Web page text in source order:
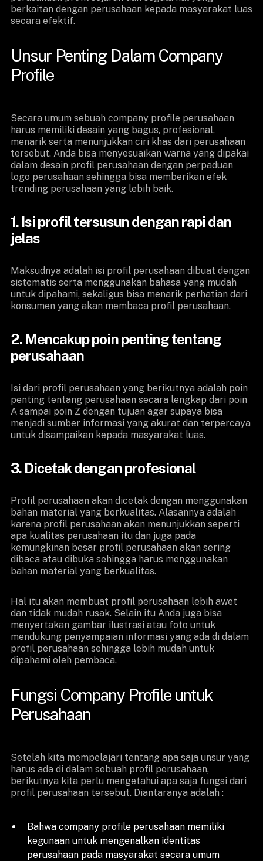
berkaitan dengan perusahaan kepada masyarakat luas
secara efektif.
Unsur Penting Dalam Company
Profile
Secara umum sebuah company profile perusahaan
harus memiliki desain yang bagus, profesional,
menarik serta menunjukkan ciri khas dari perusahaan
tersebut. Anda bisa menyesuaikan warna yang dipakai
dalam desain profil perusahaan dengan perpaduan
logo perusahaan sehingga bisa memberikan efek
trending perusahaan yang lebih baik.
1. Isi profil tersusun dengan rapi dan
jelas
Maksudnya adalah isi profil perusahaan dibuat dengan
sistematis serta menggunakan bahasa yang mudah
untuk dipahami, sekaligus bisa menarik perhatian dari
konsumen yang akan membaca profil perusahaan.
2. Mencakup poin penting tentang
perusahaan
Isi dari profil perusahaan yang berikutnya adalah poin
penting tentang perusahaan secara lengkap dari poin
A sampai poin Z dengan tujuan agar supaya bisa
menjadi sumber informasi yang akurat dan terpercaya
untuk disampaikan kepada masyarakat luas.
3. Dicetak dengan profesional
Profil perusahaan akan dicetak dengan menggunakan
bahan material yang berkualitas. Alasannya adalah
karena profil perusahaan akan menunjukkan seperti
apa kualitas perusahaan itu dan juga pada
kemungkinan besar profil perusahaan akan sering
dibaca atau dibuka sehingga harus menggunakan
bahan material yang berkualitas.
Hal itu akan membuat profil perusahaan lebih awet
dan tidak mudah rusak. Selain itu Anda juga bisa
menyertakan gambar ilustrasi atau foto untuk
mendukung penyampaian informasi yang ada di dalam
profil perusahaan sehingga lebih mudah untuk
dipahami oleh pembaca.
Fungsi Company Profile untuk
Perusahaan
Setelah kita mempelajari tentang apa saja unsur yang
harus ada di dalam sebuah profil perusahaan,
berikutnya kita perlu mengetahui apa saja fungsi dari
profil perusahaan tersebut. Diantaranya adalah :
Bahwa company profile perusahaan memiliki
kegunaan untuk mengenalkan identitas
perusahaan pada masyarakat secara umum